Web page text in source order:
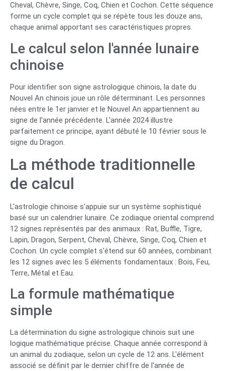
Cheval, Chèvre, Singe, Coq, Chien et Cochon. Cette séquence
forme un cycle complet qui se répète tous les douze ans,
chaque animal apportant ses caractéristiques propres.
Le calcul selon l'année lunaire
chinoise
Pour identifier son signe astrologique chinois, la date du
Nouvel An chinois joue un rôle déterminant. Les personnes
nées entre le 1er janvier et le Nouvel An appartiennent au
signe de l'année précédente. L'année 2024 illustre
parfaitement ce principe, ayant débuté le 10 février sous le
signe du Dragon.
La méthode traditionnelle
de calcul
L'astrologie chinoise s'appuie sur un système sophistiqué
basé sur un calendrier lunaire. Ce zodiaque oriental comprend
12 signes représentés par des animaux : Rat, Buffle, Tigre,
Lapin, Dragon, Serpent, Cheval, Chèvre, Singe, Coq, Chien et
Cochon. Un cycle complet s'étend sur 60 années, combinant
les 12 signes avec les 5 éléments fondamentaux : Bois, Feu,
Terre, Métal et Eau.
La formule mathématique
simple
La détermination du signe astrologique chinois suit une
logique mathématique précise. Chaque année correspond à
un animal du zodiaque, selon un cycle de 12 ans. L'élément
associé se définit par le dernier chiffre de l'année de